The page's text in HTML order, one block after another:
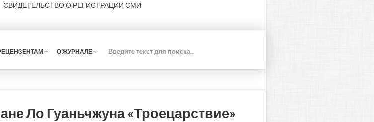
СВИДЕТЕЛЬСТВО О РЕГИСТРАЦИИ СМИ
О ЖУРНАЛЕ
К
Ло Гуаньчжуна «Троецарствие»